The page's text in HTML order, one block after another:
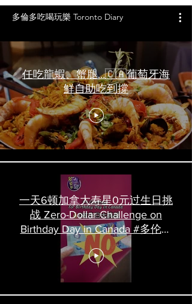
多倫多吃喝玩樂 Toronto Diary
任吃龍蝦、蟹腿…🇨🇦葡萄牙海
鮮自助吃到撐
一天6顿加拿大寿星0元过生日挑
战 Zero-Dollar Challenge on
Birthday Day in Canada #多伦多
吃喝玩乐 #多伦多美食
#torontofood